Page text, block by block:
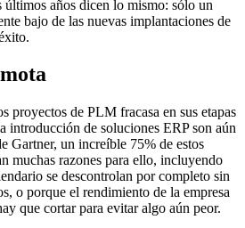
últimos años dicen lo mismo: sólo un
bajo de las nuevas implantaciones de
proyectos de PLM fracasa en sus etapas
introducción de soluciones ERP son aún
Gartner, un increíble 75% de estos
muchas razones para ello, incluyendo
se descontrolan por completo sin
o porque el rendimiento de la empresa
que cortar para evitar algo aún peor.